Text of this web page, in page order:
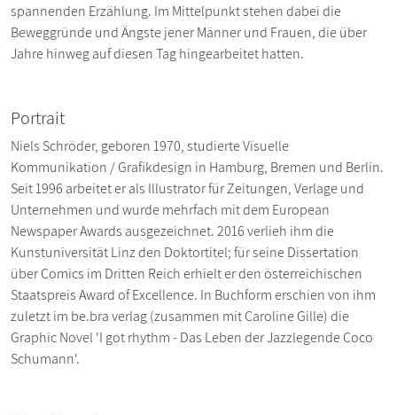
spannenden Erzählung. Im Mittelpunkt stehen dabei die
Beweggründe und Ängste jener Männer und Frauen, die über
Jahre hinweg auf diesen Tag hingearbeitet hatten.
Portrait
Niels Schröder, geboren 1970, studierte Visuelle
Kommunikation / Grafikdesign in Hamburg, Bremen und Berlin.
Seit 1996 arbeitet er als Illustrator für Zeitungen, Verlage und
Unternehmen und wurde mehrfach mit dem European
Newspaper Awards ausgezeichnet. 2016 verlieh ihm die
Kunstuniversität Linz den Doktortitel; für seine Dissertation
über Comics im Dritten Reich erhielt er den österreichischen
Staatspreis Award of Excellence. In Buchform erschien von ihm
zuletzt im be.bra verlag (zusammen mit Caroline Gille) die
Graphic Novel 'I got rhythm - Das Leben der Jazzlegende Coco
Schumann'.